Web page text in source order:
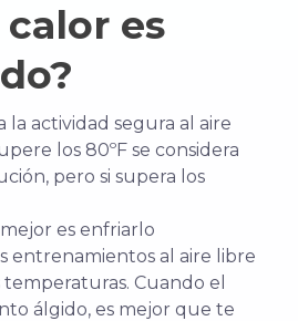
es
la actividad segura al aire
los 80ºF se considera
pero si supera los
es enfriarlo
entrenamientos al aire libre
Cuando el
álgido, es mejor que te